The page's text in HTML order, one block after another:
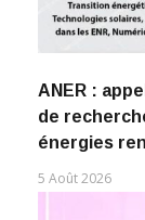
ANER :
de
énergies
5 Août 2026